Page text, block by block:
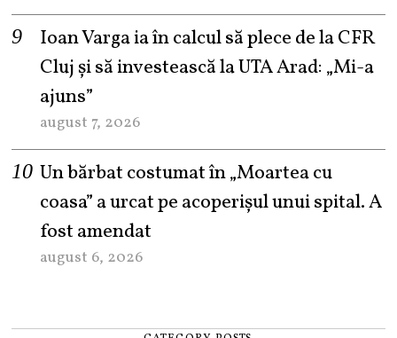
Ioan Varga ia în calcul să plece de la CFR
Cluj și să investească la UTA Arad: „Mi-a
ajuns”
august 7, 2026
Un bărbat costumat în „Moartea cu
coasa” a urcat pe acoperișul unui spital. A
fost amendat
august 6, 2026